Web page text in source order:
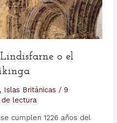
o el
Islas Británicas / 9
lectura
cumplen 1226 años del